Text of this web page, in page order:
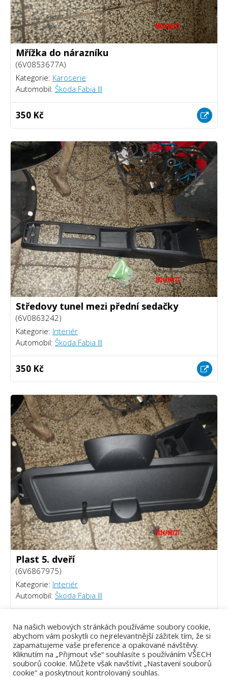
Mřížka do nárazníku
(6V0853677A)
Kategorie: Karoserie
Automobil: Škoda Fabia III
350 Kč
Středovy tunel mezi přední sedačky
(6V0863242)
Kategorie: Interiér
Automobil: Škoda Fabia III
350 Kč
Plast 5. dveří
(6V6867975)
Kategorie: Interiér
Automobil: Škoda Fabia III
300 Kč
Na našich webových stránkách používáme soubory cookie,
abychom vám poskytli co nejrelevantnější zážitek tím, že si
zapamatujeme vaše preference a opakované návštěvy.
Kliknutím na „Přijmout vše“ souhlasíte s používáním VŠECH
souborů cookie. Můžete však navštívit „Nastavení souborů
cookie“ a poskytnout kontrolovaný souhlas.